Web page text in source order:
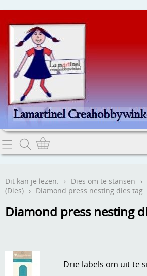
Home
Contact
Webwinkel
Aanbiedingen
Verzend - en verpakkingsk
Dit kan je lezen. › Dies om te stansen ›
(Dies) › Diamond press nesting dies tag
Diamond press nesting
Drie labels om uit te